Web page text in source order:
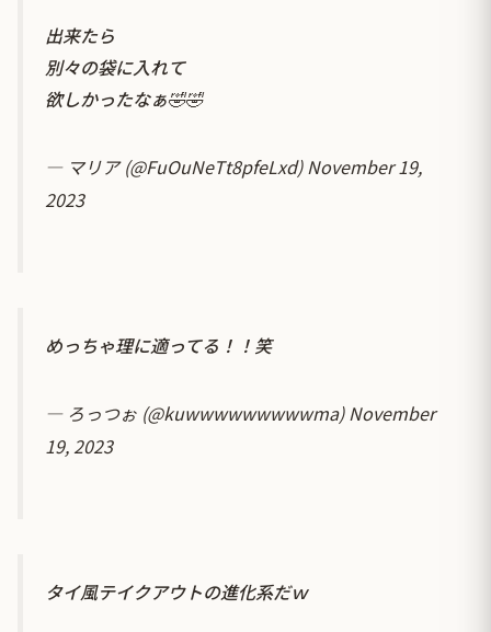
出来たら
別々の袋に入れて
欲しかったなぁ🤣🤣
— マリア (@FuOuNeTt8pfeLxd)November 19,
2023
めっちゃ理に適ってる！！笑
— ろっつぉ (@kuwwwwwwwwwma)November
19, 2023
タイ風テイクアウトの進化系だｗ